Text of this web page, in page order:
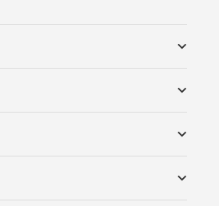
ら探す
す
す